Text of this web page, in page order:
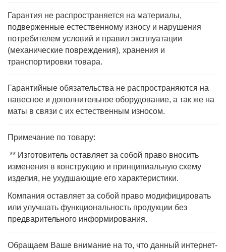
Гарантия не распространяется на материалы,
подверженные естественному износу и нарушения
потребителем условий и правил эксплуатации
(механические повреждения), хранения и
транспортировки товара.
Гарантийные обязательства не распространяются на
навесное и дополнительное оборудование, а так же на
маты в связи с их естественным износом.
Примечание по товару:
** Изготовитель оставляет за собой право вносить
изменения в конструкцию и принципиальную схему
изделия, не ухудшающие его характеристики.
Компания оставляет за собой право модифицировать
или улучшать функциональность продукции без
предварительного информирования.
Обращаем Ваше внимание на то, что данный интернет-